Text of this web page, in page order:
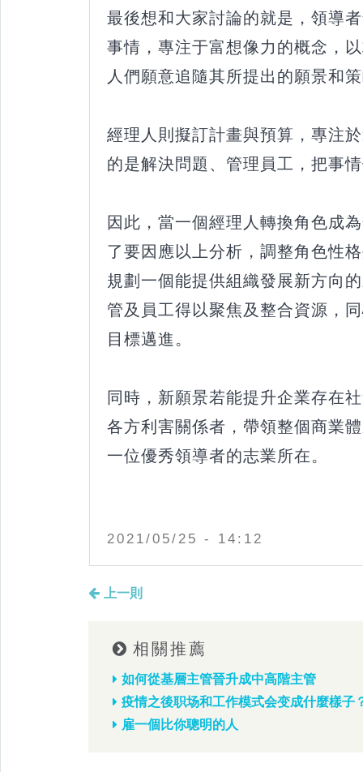
最後想和大家討論的就是，領導
事情，專注于富想像力的概念，
人們願意追隨其所提出的願景和
經理人則擬訂計畫與預算，專注
的是解決問題、管理員工，把事
因此，當一個經理人轉換角色成
了要因應以上分析，調整角色性
規劃一個能提供組織發展新方向
管及員工得以聚焦及整合資源，
目標邁進。
同時，新願景若能提升企業存在
各方利害關係者，帶領整個商業
一位優秀領導者的志業所在。
2021/05/25 - 14:12
上一則
相關推薦
如何從基層主管晉升成中高階主管
疫情之後职场和工作模式会变成什麼樣子
雇一個比你聰明的人